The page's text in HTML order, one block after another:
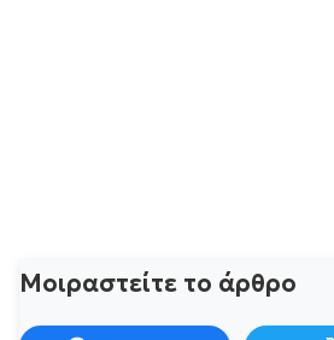
Μοιραστείτε το άρθρο